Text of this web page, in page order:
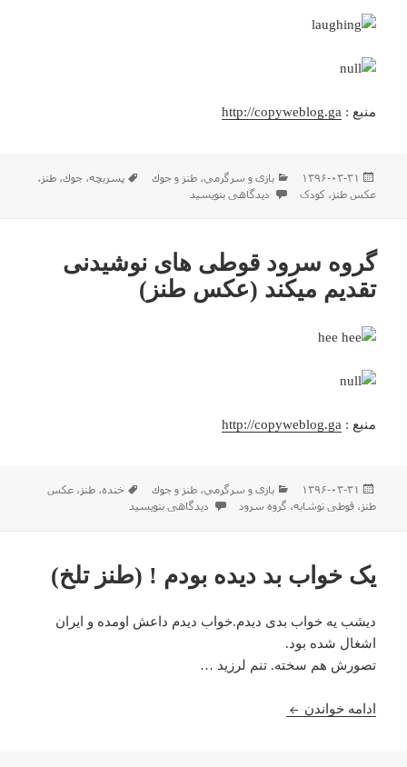
منبع : http://copyweblog.ga
ارسال
شده
۱۳۹۶-۰۳-۳۱ دسته‌ها
بازی و سرگرمي،طنز و جوك برچسب‌ها
پسربچه،جوك،طنز ،
عکس طنز ، کودک برای فکر کنم هنگ کرده بذار ریستش کنم ! (عکس طنز)
دیدگاهی بنویسید
گروه سرود قوطی های نوشیدنی
تقدیم میکند (عکس طنز)
منبع : http://copyweblog.ga
ارسال
شده
۱۳۹۶-۰۳-۳۱ دسته‌ها
بازی و سرگرمي،طنز و جوك برچسب‌ها
خنده،طنز ،عکس
طنز ،قوطی نوشابه، گروه سرود برای گروه سرود قوطی های نوشیدنی تقدیم
دیدگاهی بنویسید
یک خواب بد دیده بودم ! (طنز تلخ)
دیشب یه خواب بدی دیدم.خواب دیدم داعش اومده و ایران
اشغال شده بود.
تصورش هم سخته. تنم لرزید …
ادامه خواندن یک خواب بد دیده بودم ! (طنز تلخ)